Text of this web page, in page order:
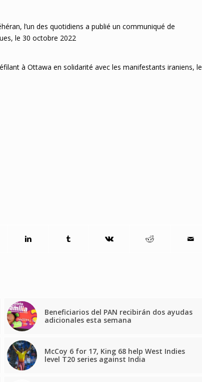
l’un des quotidiens a publié un communiqué de
le 30 octobre 2022
à Ottawa en solidarité avec les manifestants iraniens, le
Beneficiarios del PAN recibirán dos ayudas
adicionales esta semana
McCoy 6 for 17, King 68 help West Indies
level T20 series against India